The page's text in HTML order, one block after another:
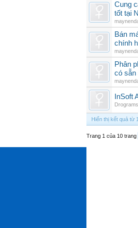
Cung
tốt tại
Bán
chính
Phân
có sẵn
InSoft
Drograms
Hiển thị kết quả từ
Trang 1 của 10 trang